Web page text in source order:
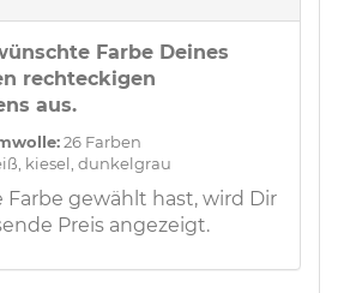
Farbe Deines
rechteckigen
aus.
26 Farben
kiesel, dunkelgrau
Farbe gewählt hast, wird Dir
Preis angezeigt.